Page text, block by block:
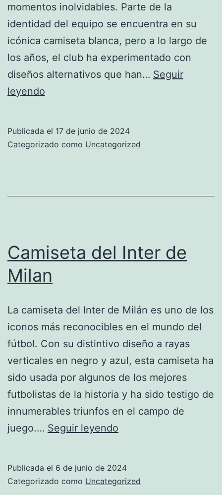
momentos inolvidables. Parte de la
identidad del equipo se encuentra en su
icónica camiseta blanca, pero a lo largo de
los años, el club ha experimentado con
diseños alternativos que han… Seguir
leyendo
Publicada el 17 de junio de 2024
Categorizado como Uncategorized
Camiseta del Inter de
Milan
La camiseta del Inter de Milán es uno de los
iconos más reconocibles en el mundo del
fútbol. Con su distintivo diseño a rayas
verticales en negro y azul, esta camiseta ha
sido usada por algunos de los mejores
futbolistas de la historia y ha sido testigo de
innumerables triunfos en el campo de
juego.… Seguir leyendo
de
Publicada el 6 de junio de 2024
Categorizado como Uncategorized